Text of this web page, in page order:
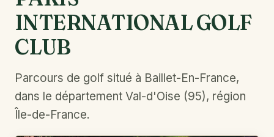
INTERNATIONAL GOLF
CLUB
Parcours de golf situé à Baillet-En-France,
dans le département Val-d'Oise (95), région
Île-de-France.